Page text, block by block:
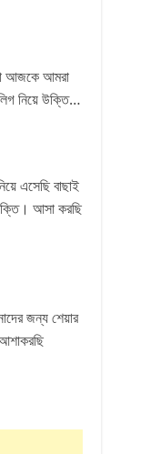
আজকে আমরা
নিয়ে উক্তি…
এসেছি বাছাই
আসা করছি
জন্য শেয়ার